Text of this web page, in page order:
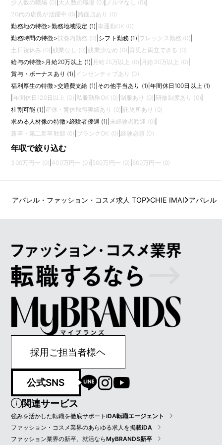
少人数の職場 (0) 大人数の職場 (0) ノルマなし (0)
20代の店長が活躍中 (0) 路面店あり (0)
勤務地の特徴>勤務地域限定 (1) 車通勤OK (0)
勤務時間の特徴>扶養内勤務 (0) シフト勤務 (1) フレックス勤務 (0)
土日祝休み (0) |残業なし (0) |残業少なめ (0) 育児と両立できる (0)
給与の特徴> 月給20万以上 (1) 月給25万以上 (0) 月給30万以上 (0)
賞与・ボーナスあり (1) インセンティブあり (0)
福利厚生の特徴>交通費支給 (1) その他手当あり (1) |年間休日100日以上 (1)
年間休日120日以上 (0) 私服勤務OK (0) 制服あり (0) 研修制度あり (0)
社割可能 (1) 産休・育休取得実績あり (0) |託児所あり (0)
求める人材像の特徴>経験者優遇 (1) 未経験者歓迎 (0)
新卒・第二新卒歓迎 (0)
ブランクOK (0) |経験必須 (0)
年収で絞り込む
300万円〜 (0) 400万円〜 (0) 500万円〜 (0) 600万円〜 (0)
アパレル・ファッション・コスメ求人 TOP CHIE IMAI アパレル
採用ご担当者様ヘ
公式SNS
関連サービス
強みを活かした転職を徹底サポートiDA転職エージェント
ファッション・コスメ業界のあらゆる求人を掲載iDA
ファッション業界の新卒、就活ならMyBRANDS新卒